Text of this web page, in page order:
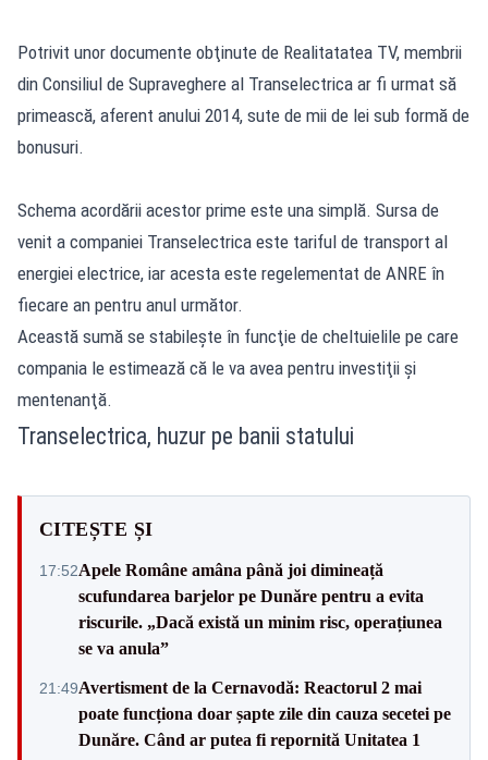
Potrivit unor documente obţinute de Realitatatea TV, membrii
din Consiliul de Supraveghere al Transelectrica ar fi urmat să
primească, aferent anului 2014, sute de mii de lei sub formă de
bonusuri.
Schema acordării acestor prime este una simplă. Sursa de
venit a companiei Transelectrica este tariful de transport al
energiei electrice, iar acesta este regelementat de ANRE în
fiecare an pentru anul următor.
Această sumă se stabileşte în funcţie de cheltuielile pe care
compania le estimează că le va avea pentru investiţii şi
mentenanţă.
Transelectrica, huzur pe banii statului
CITEȘTE ȘI
17:52Apele Române amâna până joi dimineață
scufundarea barjelor pe Dunăre pentru a evita
riscurile. „Dacă există un minim risc, operațiunea
se va anula”
21:49Avertisment de la Cernavodă: Reactorul 2 mai
poate funcționa doar șapte zile din cauza secetei pe
Dunăre. Când ar putea fi repornită Unitatea 1